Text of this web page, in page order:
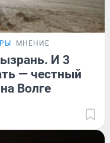
МНЕНИЕ
И 3
— честный
Волге